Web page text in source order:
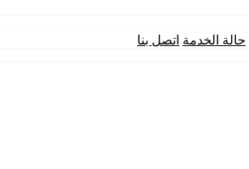
حالة الخدمة اتصل بنا